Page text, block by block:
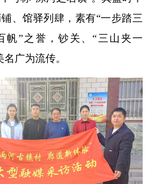
、馆驿列肆，素有“一步踏三
帆”之誉，钞关、“三山夹一
广为流传。